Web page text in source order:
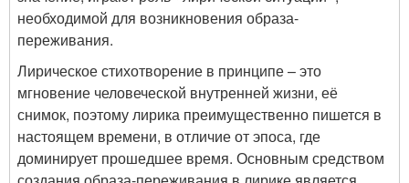
необходимой для возникновения образа-
переживания.
Лирическое стихотворение в принципе – это
мгновение человеческой внутренней жизни, её
снимок, поэтому лирика преимущественно пишется в
настоящем времени, в отличие от эпоса, где
доминирует прошедшее время. Основным средством